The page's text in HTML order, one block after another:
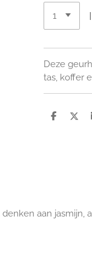
Deze
tas, koffer
D
D
aan jasmijn,